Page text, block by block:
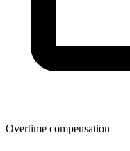
Overtime compensation